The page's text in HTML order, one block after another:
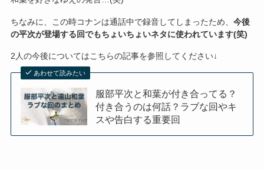
ちなみに、この時コナンは通話中で録音してしまったため、 今後
の平次が登場する回でもちょいちょいネタに使われています(笑)
2人の今後についてはこちらの記事を参照してください↓
あわせて読みたい
服部平次と和葉が付き合ってる？
付き合うのは何話？ラブな回やキ
スや告白する重要回